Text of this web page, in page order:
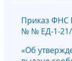
Приказ ФНС
№ № ЕД-1-21/
«Об